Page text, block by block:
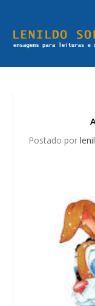
Postado por